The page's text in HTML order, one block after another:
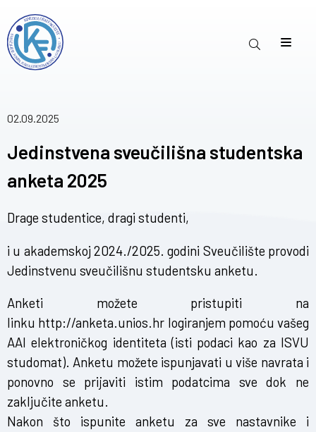
02.09.2025
Jedinstvena sveučilišna studentska
anketa 2025
Drage studentice, dragi studenti,
i u akademskoj 2024./2025. godini Sveučilište provodi
Jedinstvenu sveučilišnu studentsku anketu.
Anketi možete pristupiti na
linku http://anketa.unios.hr logiranjem pomoću vašeg
AAI elektroničkog identiteta (isti podaci kao za ISVU
studomat). Anketu možete ispunjavati u više navrata i
ponovno se prijaviti istim podatcima sve dok ne
zaključite anketu.
Nakon što ispunite anketu za sve nastavnike i